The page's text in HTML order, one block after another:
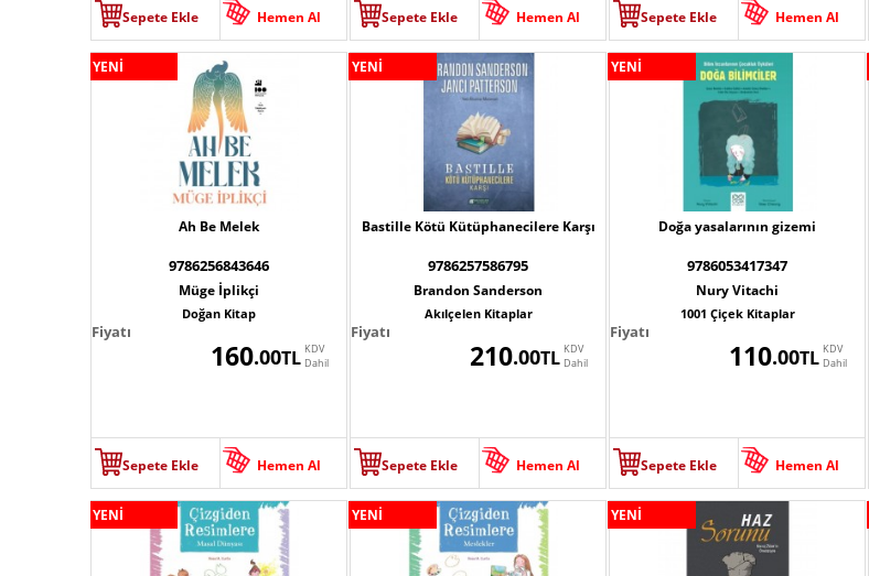
Hemen Al
Sepete Ekle Hemen Al
Sepete Ekle Hemen Al
Sepete Ekle
YENİ
Ah Be Melek
9786256843646
Müge İplikçi
Doğan Kitap
Fiyatı
KDV
Dahil
TL
.00
160
Hemen Al
Sepete Ekle
YENİ
Bastille Kötü Kütüphanecilere Karşı
9786257586795
Brandon Sanderson
Akılçelen Kitaplar
Fiyatı
KDV
Dahil
TL
.00
210
Hemen Al
Sepete Ekle
YENİ
Doğa yasalarının gizemi
9786053417347
Nury Vitachi
1001 Çiçek Kitaplar
Fiyatı
KDV
Dahil
TL
.00
110
Hemen Al
Sepete Ekle
YENİ YENİ YENİ